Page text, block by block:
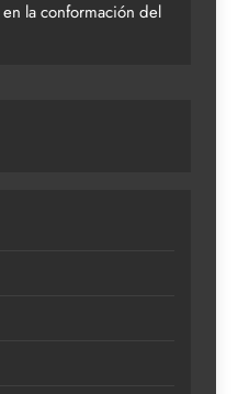
la conformación del